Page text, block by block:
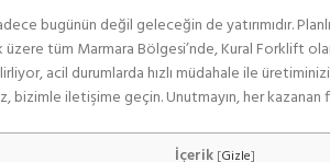
bugünün değil geleceğin de yatırımıdır.
tüm Marmara Bölgesi’nde, Kural Forklift
acil durumlarda hızlı müdahale ile
iletişime geçin. Unutmayın, her kazanan
İçerik [Gizle]